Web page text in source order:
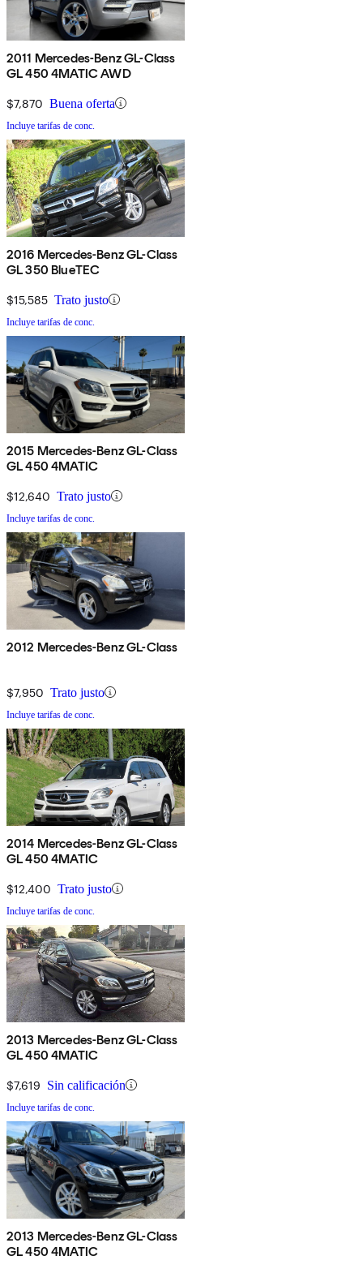
2011 Mercedes-Benz GL-Class
GL 450 4MATIC AWD
$7,870 Buena oferta
Incluye tarifas de conc.
2016 Mercedes-Benz GL-Class
GL 350 BlueTEC
$15,585 Trato justo
Incluye tarifas de conc.
2015 Mercedes-Benz GL-Class
GL 450 4MATIC
$12,640 Trato justo
Incluye tarifas de conc.
2012 Mercedes-Benz GL-Class
$7,950 Trato justo
Incluye tarifas de conc.
2014 Mercedes-Benz GL-Class
GL 450 4MATIC
$12,400 Trato justo
Incluye tarifas de conc.
2013 Mercedes-Benz GL-Class
GL 450 4MATIC
$7,619 Sin calificación
Incluye tarifas de conc.
2013 Mercedes-Benz GL-Class
GL 450 4MATIC